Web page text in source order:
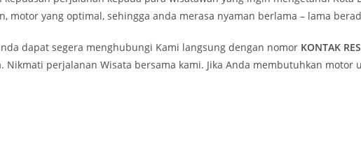
motor yang optimal, sehingga anda merasa nyaman berlama – lama
dapat segera menghubungi Kami langsung dengan nomor KONTAK
perjalanan Wisata bersama kami. Jika Anda membutuhkan